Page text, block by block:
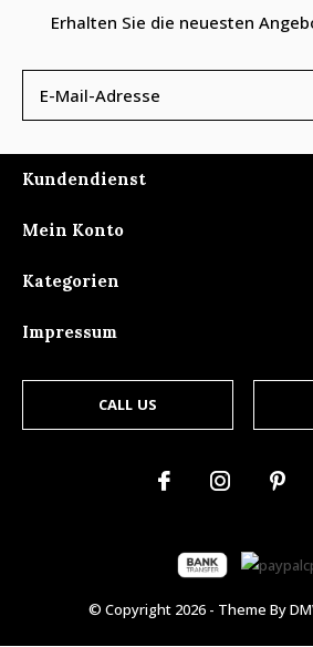
Erhalten Sie die neuesten
Kundendienst
Mein Konto
Kategorien
Impressum
CALL US
© Copyright 2026- Theme By